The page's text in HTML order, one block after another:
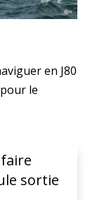
en J80
le
sortie